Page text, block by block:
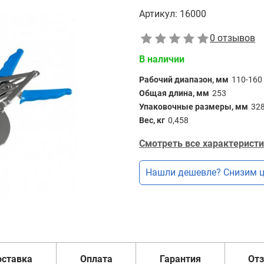
Артикул: 16000
0 отзывов
В наличии
Рабочий диапазон, мм 110-160
Общая длина, мм 253
Упаковочные размеры, мм
Вес, кг 0,458
Смотреть все
Нашли дешевле? Снизим
Оплата Гарантия